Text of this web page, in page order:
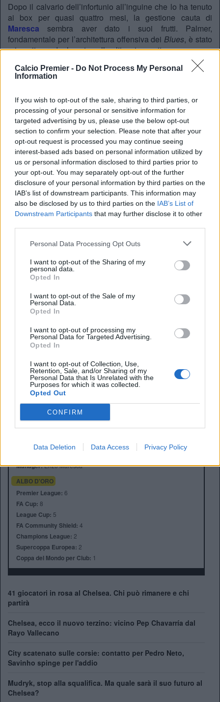
Calcio Premier - Do Not Process My Personal
Information
If you wish to opt-out of the sale, sharing to third parties, or
processing of your personal or sensitive information for
targeted advertising by us, please use the below opt-out
section to confirm your selection. Please note that after your
opt-out request is processed you may continue seeing
interest-based ads based on personal information utilized by
us or personal information disclosed to third parties prior to
your opt-out. You may separately opt-out of the further
disclosure of your personal information by third parties on the
IAB’s list of downstream participants. This information may
also be disclosed by us to third parties on the IAB’s List of
Downstream Participants that may further disclose it to other
Personal Data Processing Opt Outs
I want to opt-out of the Sharing of my
personal data.
Opted In
I want to opt-out of the Sale of my
Personal Data.
Opted In
I want to opt-out of processing my
Personal Data for Targeted Advertising.
Opted In
I want to opt-out of Collection, Use,
Retention, Sale, and/or Sharing of my
Personal Data that Is Unrelated with the
Purposes for which it was collected.
Opted Out
CONFIRM
Data Deletion Data Access Privacy Policy
Dopo il calvario dell’infortunio all’inguine che lo ha tenuto
ai box per quasi quattro mesi, la gestione cauta di
Maresca sembra aver dato i suoi frutti. Palmer,
fondamentale per l’architettura offensiva dei Blues, è stato
reinserito gradualmente nelle ultime tre uscite.
Penso che Cole sia finalmente pronto per i 90 minuti
ha spiegato Maresca. “Abbiamo seguito una progressione
Newcastle ha dato ottimi segnali e ora la gestione forzata
è finita.”
Nuove frecce per l’attacco: Estevao
e Delap
La vera sorpresa riguarda la disponibilità diEstevao
arrivato con enormi aspettative dal Palmeiras, e
Delap(riacquistato in estate dopo l’ottima parentesi
all’Ipswich Town). Entrambi hanno smaltito i rispettivi
acciacchi e saranno convocati per la sfida contro iVillans
Estevão: Il “Piccolo Messi” è tornato in gruppo e
offre a Maresca quell’imprevedibilità nell’uno contro
uno che è mancata nelle ultime settimane.
lungo, il possente centravanti è a disposizione. “Non
avevamo una tempistica certa, ma ha bruciato le
Anno di Fondazione:1905
Londra
Manager:Enzo Maresca
ALBO D'ORO
Premier League: 6
FA Cup: 8
League Cup: 5
FA Community Shield: 4
Champions League: 2
Supercoppa Europea: 2
Coppa del Mondo per Club: 1
41 giocatori in rosa al Chelsea. Chi può rimanere e chi
partirà
Chelsea, ecco il nuovo terzino: vicino Pep Chavarría dal
Rayo Vallecano
City scatenato sulle corsie: contatto per Pedro Neto,
Savinho spinge per l'addio
Mudryk, stop alla squalifica. Ma quale sarà il suo futuro al
Chelsea?